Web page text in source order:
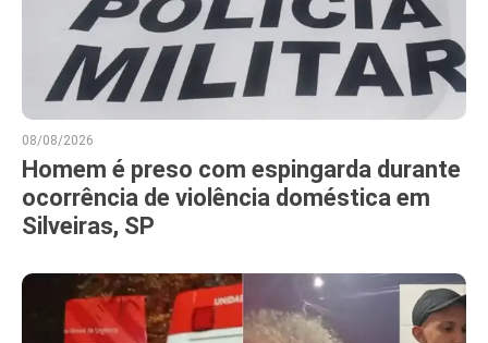
08/08/2026
Homem é preso com espingarda durante
ocorrência de violência doméstica em
Silveiras, SP